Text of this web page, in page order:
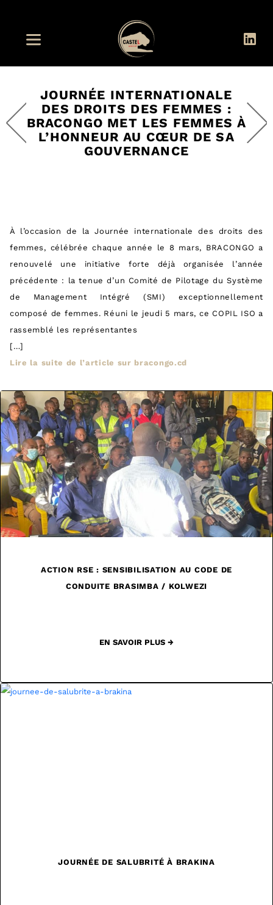
JOURNÉE INTERNATIONALE
DES DROITS DES FEMMES :
BRACONGO MET LES FEMMES À
L’HONNEUR AU CŒUR DE SA
GOUVERNANCE
À l’occasion de la Journée internationale des droits des
femmes, célébrée chaque année le 8 mars, BRACONGO a
renouvelé une initiative forte déjà organisée l’année
précédente : la tenue d’un Comité de Pilotage du Système
de Management Intégré (SMI) exceptionnellement
composé de femmes. Réuni le jeudi 5 mars, ce COPIL ISO a
rassemblé les représentantes
[…]
Lire la suite de l’article sur bracongo.cd
ACTION RSE : SENSIBILISATION AU CODE DE
CONDUITE BRASIMBA / KOLWEZI
EN SAVOIR PLUS →
JOURNÉE DE SALUBRITÉ À BRAKINA